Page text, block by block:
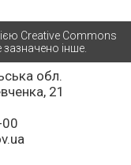
обл.
21
Creative Commons
інше.